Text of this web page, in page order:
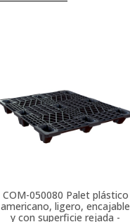
COM-050080 Palet plástico
americano, ligero, encajable
y con superficie rejada -